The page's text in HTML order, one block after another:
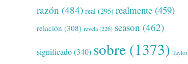
razón (484) real (295) realmente (459)
relación (308) revela(226) season (462)
significado(340) sobre (1373) Taylor